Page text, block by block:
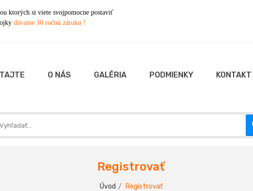
ktorých si viete svojpomocne postaviť
dávame 10 ročnú záruku !
O NÁS GALÉRIA PODMIENKY KONTAKT
Registrovať
Úvod Registrovať